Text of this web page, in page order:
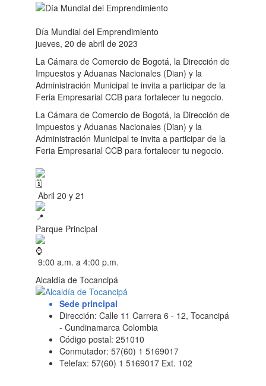
Día Mundial del Emprendimiento
jueves, 20 de abril de 2023
La Cámara de Comercio de Bogotá, la Dirección de
Impuestos y Aduanas Nacionales (Dian) y la
Administración Municipal te invita a participar de la
Feria Empresarial CCB para fortalecer tu negocio.
La Cámara de Comercio de Bogotá, la Dirección de
Impuestos y Aduanas Nacionales (Dian) y la
Administración Municipal te invita a participar de la
Feria Empresarial CCB para fortalecer tu negocio.
Abril 20 y 21
Parque Principal
9:00 a.m. a 4:00 p.m.
Alcaldía de Tocancipá
Sede principal
Dirección: Calle 11 Carrera 6 - 12, Tocancipá
- Cundinamarca Colombia
Código postal: 251010
Conmutador: 57(60) 1 5169017
Telefax: 57(60) 1 5169017 Ext. 102